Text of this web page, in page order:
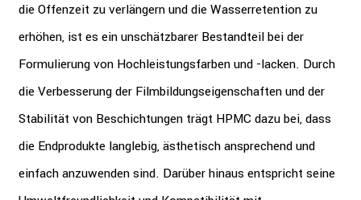
die Offenzeit zu verlängern und die Wasserretention zu
erhöhen, ist es ein unschätzbarer Bestandteil bei der
Formulierung von Hochleistungsfarben und -lacken. Durch
die Verbesserung der Filmbildungseigenschaften und der
Stabilität von Beschichtungen trägt HPMC dazu bei, dass
die Endprodukte langlebig, ästhetisch ansprechend und
einfach anzuwenden sind. Darüber hinaus entspricht seine